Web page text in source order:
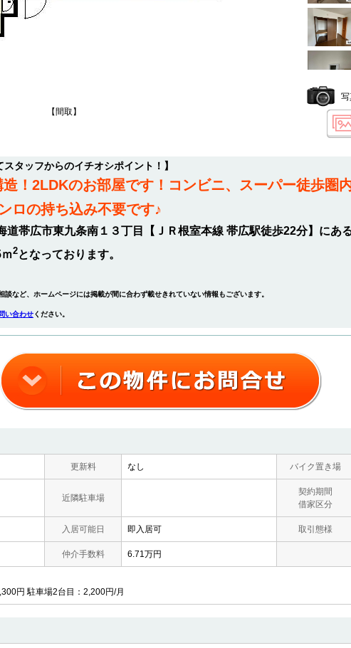
【間取】
タッフからのイチオシポイント！】
！2LDKのお部屋です！コンビニ、スーパー徒歩圏
ロの持ち込み不要です♪
帯広市東九条南１３丁目【ＪＲ根室本線 帯広駅徒歩22分】にあ
2となっております。
など、ホームページには掲載が間に合わず載せきれていない情報もございます。
い合わせください。
更新料 なし バイク置き場
近隣駐車場
契約期間
借家区分
入居可能日 即入居可 取引態様
仲介手数料 6.71万円
円 駐車場2台目：2,200円/月